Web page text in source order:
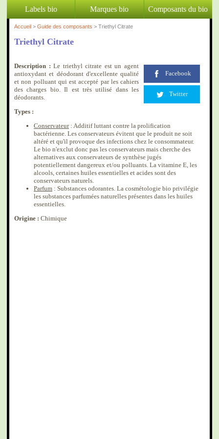
Labels bio Marques bio Composants du bio
Accueil > Guide des composants > Triethyl Citrate
Triethyl Citrate
Facebook
Twitter
Description : Le triethyl citrate est un agent
antioxydant et déodorant d'excellente qualité
et non polluant qui est accepté par les cahiers
des charges bio. Il est très utilisé dans les
déodorants.
Types :
Conservateur: Additif luttant contre la prolification
bactérienne. Les conservateurs évitent que le produit ne soit
altéré et qu'il provoque des infections chez le consommateur.
Le bio n'exclut donc pas les conservateurs mais cherche des
alternatives aux conservateurs de synthèse jugés
potentiellement dangereux et/ou polluants. La vitamine E, les
alcools, certaines huiles essentielles et acides sont des
conservateurs naturels.
Parfum : Substances odorantes. La cosmétologie bio privilégie
les substances parfumées naturelles présentes dans les huiles
essentielles.
Origine : Chimique